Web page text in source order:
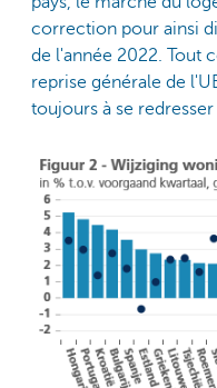
correction pour ainsi
de l'année 2022. Tout
reprise générale de
toujours à se